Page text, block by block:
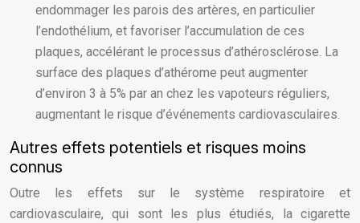
endommager les parois des artères, en particulier
l’endothélium, et favoriser l’accumulation de ces
plaques, accélérant le processus d’athérosclérose. La
surface des plaques d’athérome peut augmenter
d’environ 3 à 5% par an chez les vapoteurs réguliers,
augmentant le risque d’événements cardiovasculaires.
Autres effets potentiels et risques moins
connus
Outre les effets sur le système respiratoire et
cardiovasculaire, qui sont les plus étudiés, la cigarette